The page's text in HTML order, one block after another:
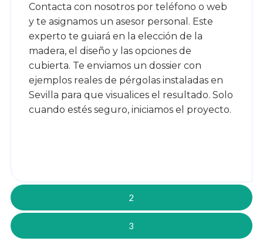
2
3
Contacta con nosotros por teléfono o web
y te asignamos un asesor personal. Este
experto te guiará en la elección de la
madera, el diseño y las opciones de
cubierta. Te enviamos un dossier con
ejemplos reales de pérgolas instaladas en
Sevilla para que visualices el resultado. Solo
cuando estés seguro, iniciamos el proyecto.